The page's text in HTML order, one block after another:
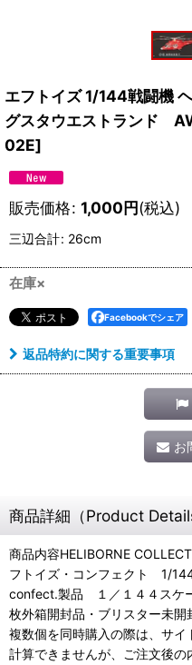
エフトイズ 1/144戦闘機
グスタウエストランド
02E]
販売価格: 1,000円(税込)
三辺合計: 26cm
在庫×
Facebookでシェア
返品特約に関する重要事項
お
商品詳細（Product
商品内容HELIBORNE
フトイズ・コンフェクト 1/
confect.製品 １／１４４スケ
枚外箱開封品・ブリスター未
複数個を同時購入の際は、サ
計算できませんが、ご注文後